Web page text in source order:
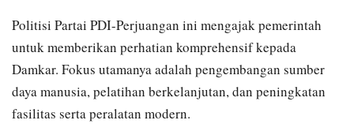
Politisi Partai PDI-Perjuangan ini mengajak pemerintah
untuk memberikan perhatian komprehensif kepada
Damkar. Fokus utamanya adalah pengembangan sumber
daya manusia, pelatihan berkelanjutan, dan peningkatan
fasilitas serta peralatan modern.